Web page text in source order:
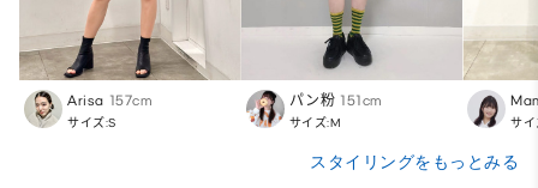
Arisa 157cm
サイズ:S
パン粉 151cm
サイズ:M サ
スタイリングをもっとみる